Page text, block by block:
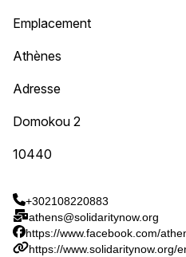
Emplacement
Athènes
Adresse
Domokou 2
10440
+302108220883
athens@solidaritynow.org
https://www.facebook.com/
https://www.solidaritynow.org/